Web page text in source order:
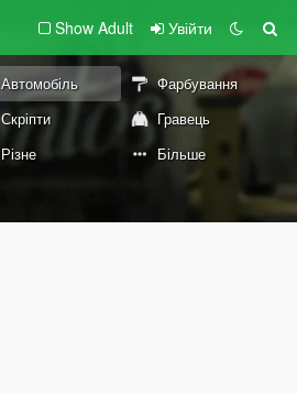
Show Adult Увійти
Автомобіль
Фарбування
Скріпти
Гравець
Різне Більше